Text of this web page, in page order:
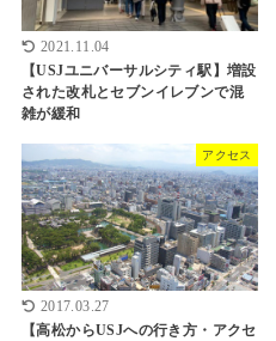
2021.11.04
【USJユニバーサルシティ駅】増設
された改札とセブンイレブンで混
雑が緩和
アクセス
2017.03.27
【高松からUSJへの行き方・アクセ